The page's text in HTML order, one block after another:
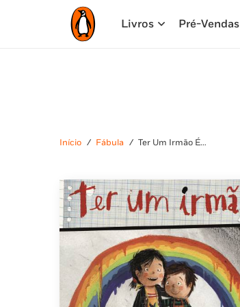
Livros Pré-Vendas
Início / Fábula / Ter Um Irmão É…